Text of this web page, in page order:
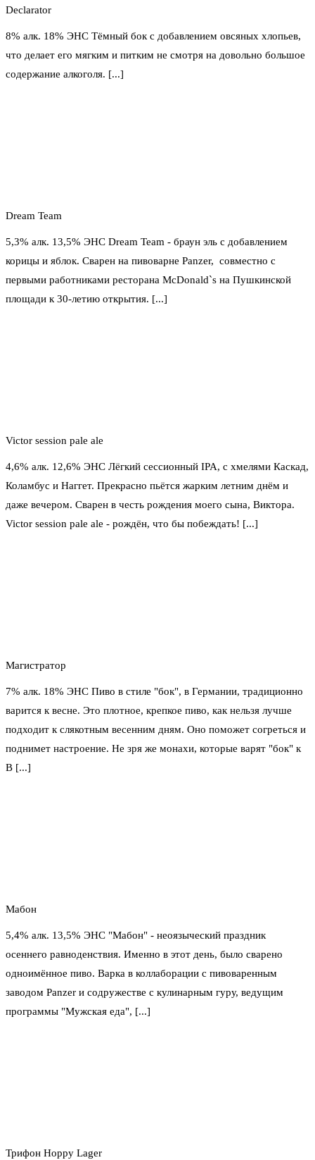
Declarator
8% алк. 18% ЭНС Тёмный бок с добавлением овсяных хлопьев,
что делает его мягким и питким не смотря на довольно большое
содержание алкоголя. [...]
Dream Team
5,3% алк. 13,5% ЭНС Dream Team - браун эль с добавлением
корицы и яблок. Сварен на пивоварне Panzer, совместно с
первыми работниками ресторана McDonald`s на Пушкинской
площади к 30-летию открытия. [...]
Victor session pale ale
4,6% алк. 12,6% ЭНС Лёгкий сессионный IPA, с хмелями Каскад,
Коламбус и Наггет. Прекрасно пьётся жарким летним днём и
даже вечером. Сварен в честь рождения моего сына, Виктора.
Victor session pale ale - рождён, что бы побеждать! [...]
Магистратор
7% алк. 18% ЭНС Пиво в стиле "бок", в Германии, традиционно
варится к весне. Это плотное, крепкое пиво, как нельзя лучше
подходит к слякотным весенним дням. Оно поможет согреться и
поднимет настроение. Не зря же монахи, которые варят "бок" к
В [...]
Мабон
5,4% алк. 13,5% ЭНС "Мабон" - неоязыческий праздник
осеннего равноденствия. Именно в этот день, было сварено
одноимённое пиво. Варка в коллаборации с пивоваренным
заводом Panzer и содружестве с кулинарным гуру, ведущим
программы "Мужская еда", [...]
Трифон Hoppy Lager